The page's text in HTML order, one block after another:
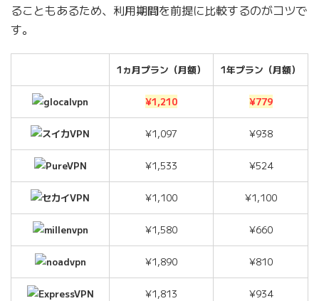
ることもあるため、利用期間を前提に比較するのがコツで
す。
1ヵ月プラン（月額） 1年プラン（月額）
¥1,210 ¥779
¥1,097 ¥938
¥1,533 ¥524
¥1,100 ¥1,100
¥1,580 ¥660
¥1,890 ¥810
¥1,813 ¥934